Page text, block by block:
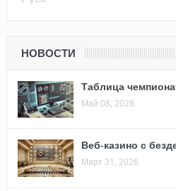
НОВОСТИ
Таблица
Май 08, 2026
Веб-казино с
Март 31, 2026